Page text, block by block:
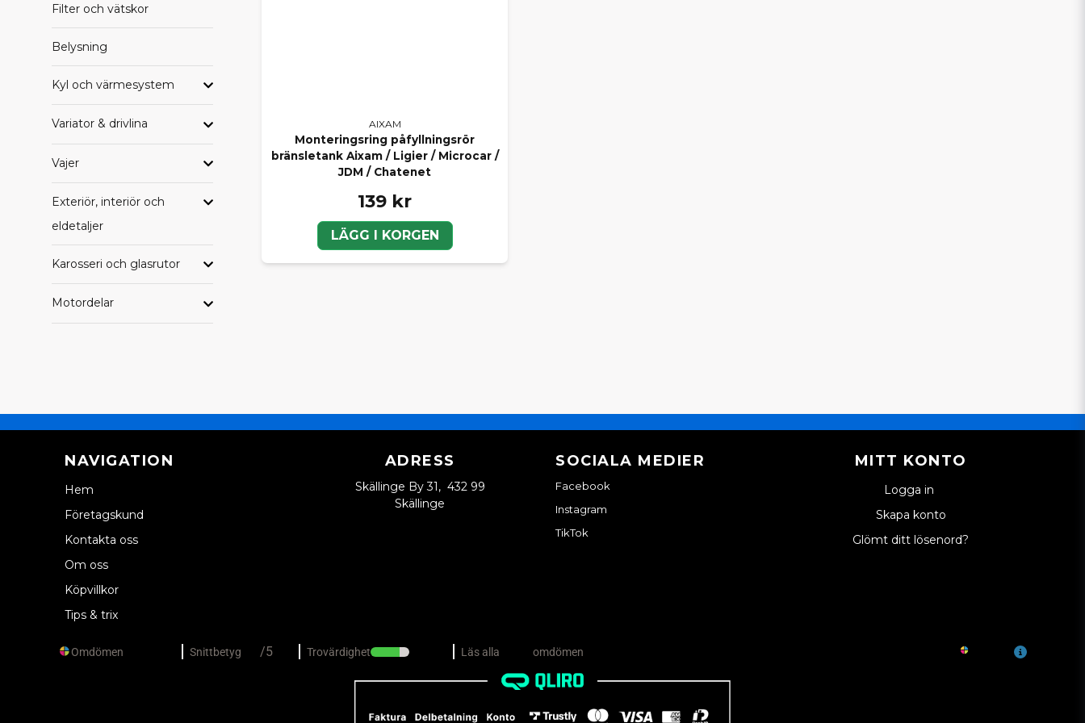
Filter och vätskor
Belysning
Kyl och värmesystem
Variator & drivlina
Vajer
Exteriör, interiör och
eldetaljer
Karosseri och glasrutor
Motordelar
AIXAM
Monteringsring påfyllningsrör
bränsletank Aixam / Ligier / Microcar /
JDM / Chatenet
139 kr
LÄGG I KORGEN
NAVIGATION
Hem
Företagskund
Kontakta oss
Om oss
Köpvillkor
Tips & trix
ADRESS
Skällinge By 31, 432 99
Skällinge
SOCIALA MEDIER
Facebook
Instagram
TikTok
MITT KONTO
Logga in
Skapa konto
Glömt ditt lösenord?